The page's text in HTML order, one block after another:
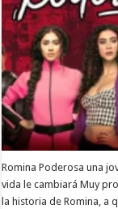
Romina Poderosa una
vida le cambiará Muy
la historia de Romina, a